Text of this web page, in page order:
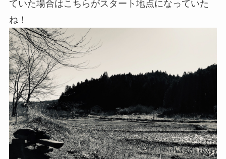
ていた場合はこちらがスタート地点になっていた
ね！